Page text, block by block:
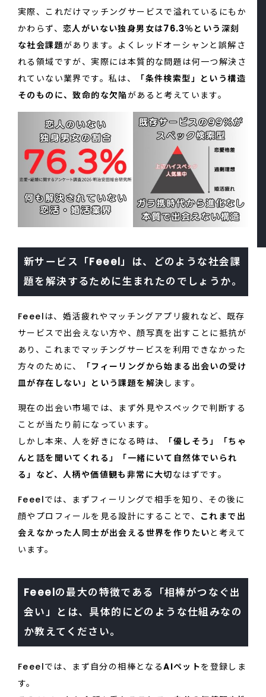
実際、これだけマッチングサービスで溢れているにもか
かわらず、 恋人がいない独身男女は76.3％という深刻
な社会課題があります。よくレッドオーシャンと誤解さ
れる領域ですが、実際には本質的な問題は何一つ解決さ
れていない業界です。私は、
「条件検索型」という構造
そのものに、致命的な欠陥があると考えています。
新サービス「Feeel」は、どのような社会課
題を解決するために生まれたのでしょうか。
Feeelは、婚活疲れやマッチングアプリ疲れなど、既存
サービスで出会えない方や、顔写真を出すことに抵抗が
あり、これまでマッチングサービスを利用できなかった
方々のために、
「フィーリングから始まる出会いの受け
皿が存在しない」という課題を解決 します。
現在の出会い市場では、まず外見やスペックで判断する
ことが当たり前になっています。
しかし本来、人を好きになる時は、
「優しそう」「ちゃ
んと話を聞いてくれる」「一緒にいて自然体でいられ
る」など、人柄や価値観も非常に大切なはずです。
Feeelでは、まずフィーリングで相手を知り、その後に
顔やプロフィールを見る設計にすることで、 これまで出
会えなかった人同士が出会える世界を作りたいと考えて
います。
Feeelの最大の特徴である「相棒がつなぐ出
会い」とは、具体的にどのような仕組みなの
か教えてください。
Feeelでは、まず自分の相棒となるAIペットを登録しま
す。